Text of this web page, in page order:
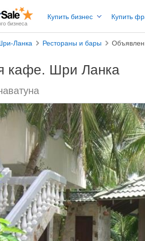
бизнеса
Купить бизнес Купить
Ланка Рестораны и бары
кафе. Шри Ланка